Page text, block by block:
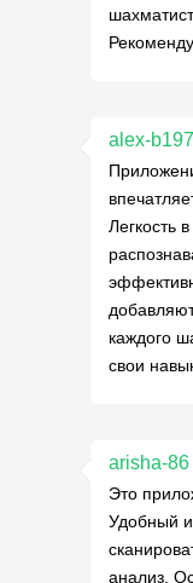
alex-
Легкость
каждого
свои
arisha-86
Это
Удобный
анализ.